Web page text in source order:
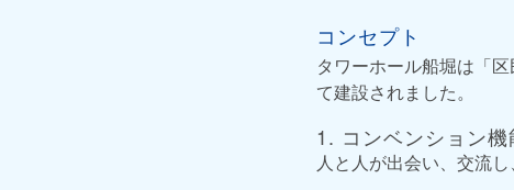
コンセプト
タワーホール船堀は「
て建設されました。
1. コンベンション機
人と人が出会い、交流